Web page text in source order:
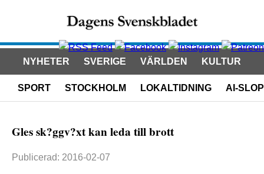
NYHETER SVERIGE VÄRLDEN KULTUR
SPORT STOCKHOLM LOKALTIDNING AI-SLOP
Gles sk?ggv?xt kan leda till brott
Publicerad: 2016-02-07